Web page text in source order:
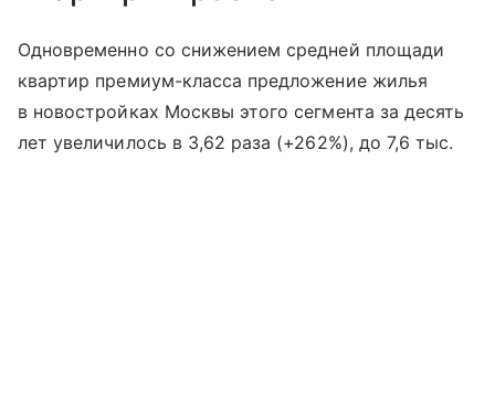
Одновременно со снижением средней площади
квартир премиум-класса предложение жилья
в новостройках Москвы этого сегмента за десять
лет увеличилось в 3,62 раза (+262%), до 7,6 тыс.